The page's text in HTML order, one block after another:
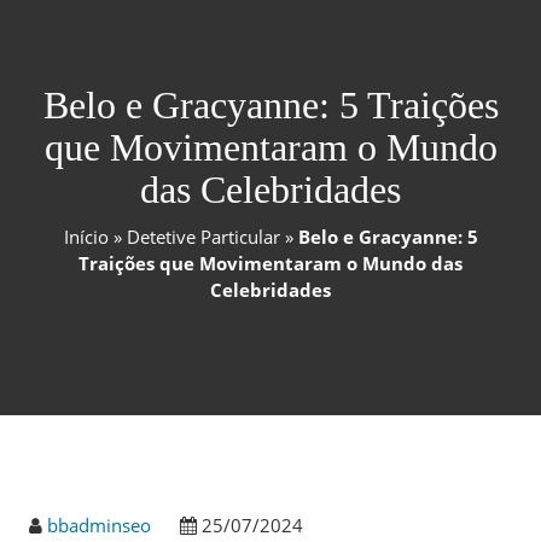
Belo e Gracyanne: 5 Traições
que Movimentaram o Mundo
das Celebridades
Início» Detetive Particular» Belo e Gracyanne: 5
Traições que Movimentaram o Mundo das
Celebridades
bbadminseo
25/07/2024